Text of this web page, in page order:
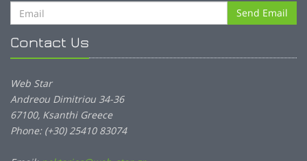
Send Email
Contact Us
Web Star
Andreou Dimitriou 34-36
67100, Ksanthi Greece
Phone: (+30) 25410 83074